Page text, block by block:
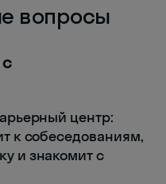
вопросы
центр:
к собеседованиям,
и знакомит с